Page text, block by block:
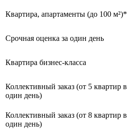
Квартира, апартаменты (до 100 м²)*
Срочная оценка за один день
Квартира бизнес-класса
Коллективный заказ (от 5 квартир в
один день)
Коллективный заказ (от 8 квартир в
один день)